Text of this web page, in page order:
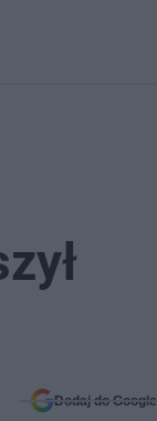
Dodaj do Google